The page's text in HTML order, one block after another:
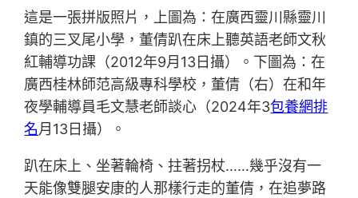
這是一張拼版照片，上圖為：在廣西靈川縣靈川
鎮的三叉尾小學，董倩趴在床上聽英語老師文秋
紅輔導功課（2012年9月13日攝）。下圖為：在
廣西桂林師范高級專科學校，董倩（右）在和年
夜學輔導員毛文慧老師談心（2024年3包養網排
名月13日攝）。
趴在床上、坐著輪椅、拄著拐杖……幾乎沒有一
天能像雙腿安康的人那樣行走的董倩，在追夢路